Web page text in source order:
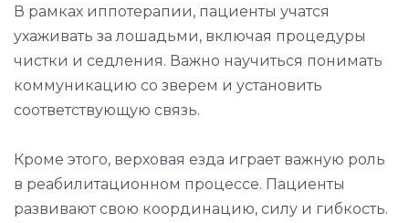
В рамках иппотерапии, пациенты учатся
ухаживать за лошадьми, включая процедуры
чистки и седления. Важно научиться понимать
коммуникацию со зверем и установить
соответствующую связь.
Кроме этого, верховая езда играет важную роль
в реабилитационном процессе. Пациенты
развивают свою координацию, силу и гибкость.